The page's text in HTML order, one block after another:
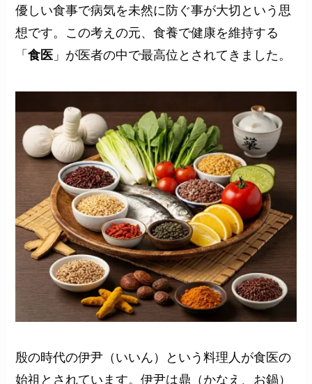
優しい食事で病気を未然に防ぐ事が大切という思
想です。この考えの元、食養で健康を維持する
「食医 」が医者の中で最高位とされてきました。
殷の時代の伊尹（いいん）という料理人が食医の
始祖とされています。伊尹は鼎（かなえ、お鍋）